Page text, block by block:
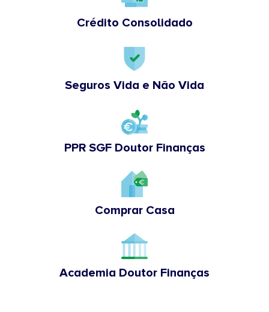
Crédito Consolidado
Seguros Vida e Não Vida
PPR SGF Doutor Finanças
Comprar Casa
Academia Doutor Finanças